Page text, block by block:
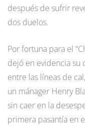
después de sufrir
dos duelos.
Por fortuna para el
dejó en evidencia su
entre las líneas de
un mánager Henry
sin caer en la
primera pasantía en